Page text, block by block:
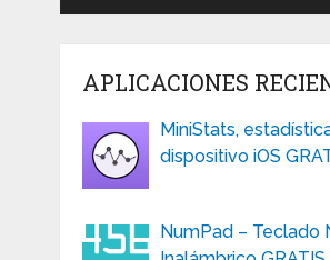
APLICACIONES
MiniStats,
dispositivo iOS
NumPad – Teclado